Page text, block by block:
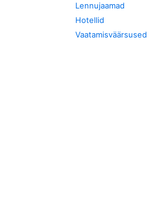
Lennujaamad
Hotellid
Vaatamisväärsused